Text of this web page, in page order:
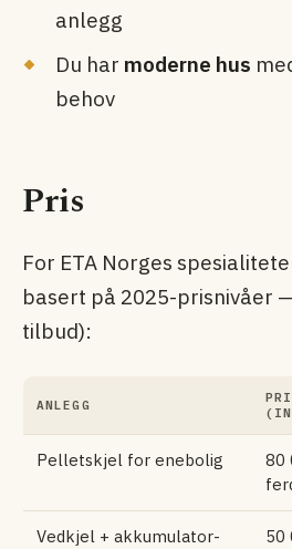
anlegg
Du har moderne hus
behov
Pris
For ETA Norges
basert på 2025-prisnivåer
tilbud):
ANLEGG
Pelletskjel for enebolig
80
Vedkjel + akkumulator­
50